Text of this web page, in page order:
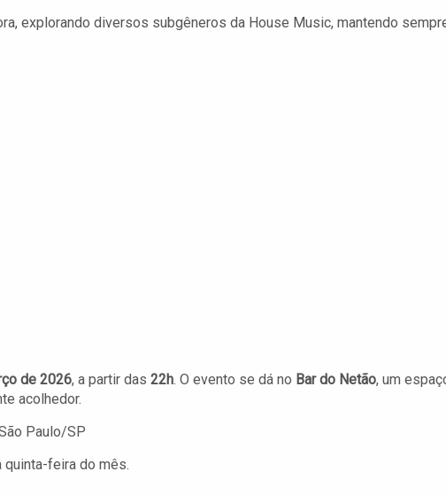
explorando diversos subgêneros da House Music, mantendo
de 2026, a partir das 22h. O evento se dá no Bar do Netão, um
acolhedor.
Paulo/SP
quinta-feira do mês.